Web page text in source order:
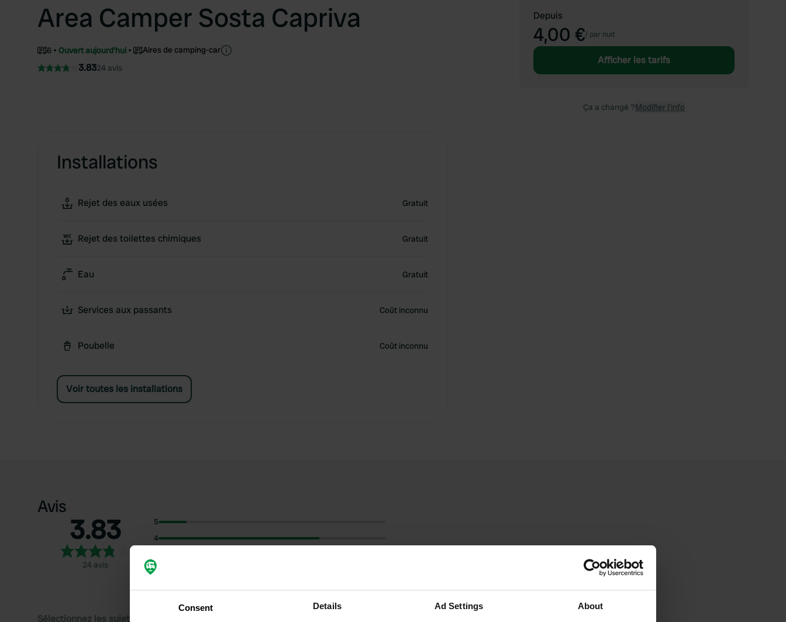
Consent Details Ad Settings About
Area Camper Sosta Capriva
6 Ouvert aujourd'hui Aires de camping-car
3.8324 avis
Installations
Rejet des eaux usées Gratuit
Rejet des toilettes chimiques Gratuit
Eau Gratuit
Services aux passants Coût inconnu
Poubelle Coût inconnu
Voir toutes les installations
Depuis
4,00 €/ par nuit
Afficher les tarifs
Ça a changé ?Modifier l’info
Avis
3.83
24 avis
5
4
2
Sélectionnez les sujets pour lire les critiques :